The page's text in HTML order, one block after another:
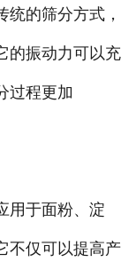
统的筛分方式，
的振动力可以充
过程更加
于面粉、淀
不仅可以提高产